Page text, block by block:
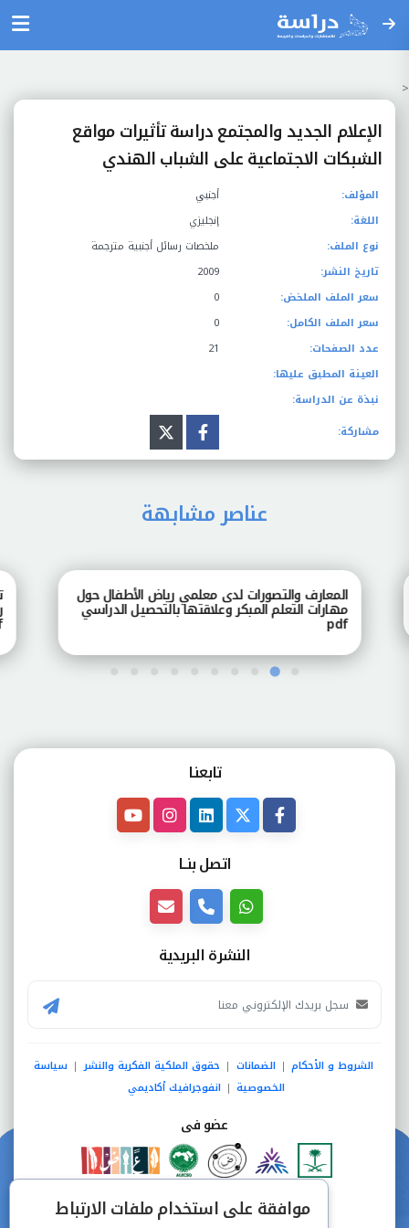
<
الإعلام الجديد والمجتمع دراسة تأثيرات مواقع
الشبكات الاجتماعية على الشباب الهندي
المؤلف:
أجنبي
اللغة:
إنجليزي
نوع الملف:
ملخصات رسائل أجنبية مترجمة
تاريخ النشر:
2009
سعر الملف الملخض:
0
سعر الملف الكامل:
0
عدد الصفحات:
21
العينة المطبق عليها:
نبذة عن الدراسة:
مشاركة:
عناصر مشابهة
المعارف والتصورات لدى معلمي رياض الأطفال حول
مهارات التعلم المبكر وعلاقتها بالتحصيل الدراسي
pdf
pdf
تابعنـا
اتصل بنــا
النشرة البريدية
الشروط و الأحكام | الضمانات | حقوق الملكية الفكرية والنشر | سياسة
الخصوصية | انفوجرافيك أكاديمي
عضو فى
دفع آمن من خلال
موافقة على استخدام ملفات الارتباط